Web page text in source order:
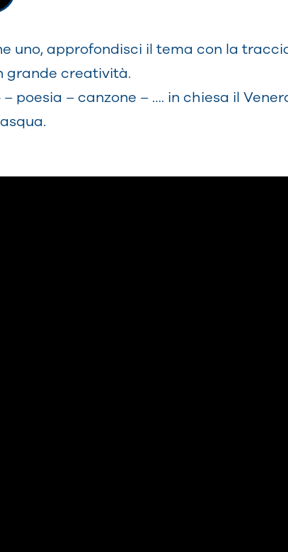
uno, approfondisci il tema con la
grande creatività.
poesia – canzone – …. in chiesa il